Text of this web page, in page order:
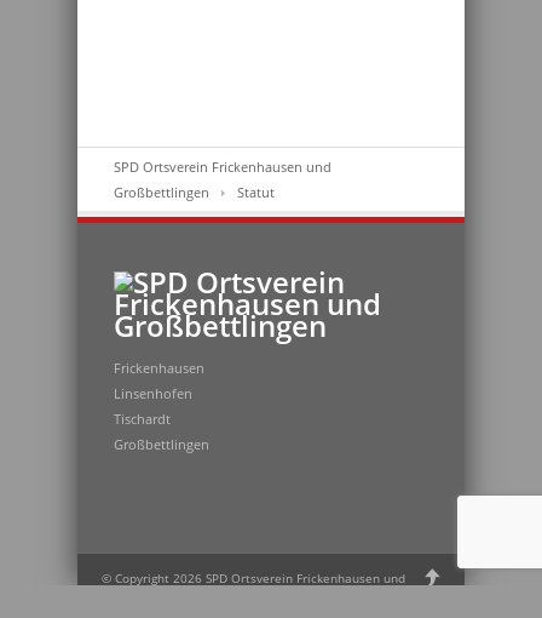
SPD Ortsverein Frickenhausen und
Großbettlingen
Statut
Frickenhausen
Linsenhofen
Tischardt
Großbettlingen
© Copyright 2026 SPD Ortsverein Frickenhausen und